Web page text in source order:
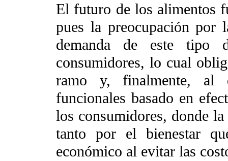
El futuro de los alimentos
pues la preocupación por
demanda de este tipo
consumidores, lo cual
ramo y, finalmente, al
funcionales basado en
los consumidores, donde
tanto por el bienestar
económico al evitar las